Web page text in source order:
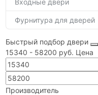
Входные двери
Фурнитура для дверей
Быстрый подбор двери
15340 - 58200 руб. Цена
Производитель